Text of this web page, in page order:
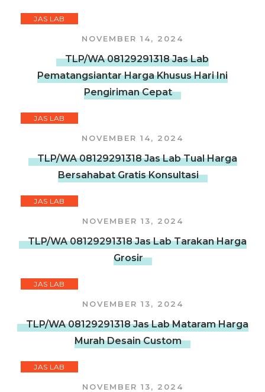
JAS LAB
NOVEMBER 14, 2024
TLP/WA 08129291318 Jas Lab
Pematangsiantar Harga Khusus Hari Ini
Pengiriman Cepat
JAS LAB
NOVEMBER 14, 2024
TLP/WA 08129291318 Jas Lab Tual Harga
Bersahabat Gratis Konsultasi
JAS LAB
NOVEMBER 13, 2024
TLP/WA 08129291318 Jas Lab Tarakan Harga
Grosir
JAS LAB
NOVEMBER 13, 2024
TLP/WA 08129291318 Jas Lab Mataram Harga
Murah Desain Custom
JAS LAB
NOVEMBER 13, 2024